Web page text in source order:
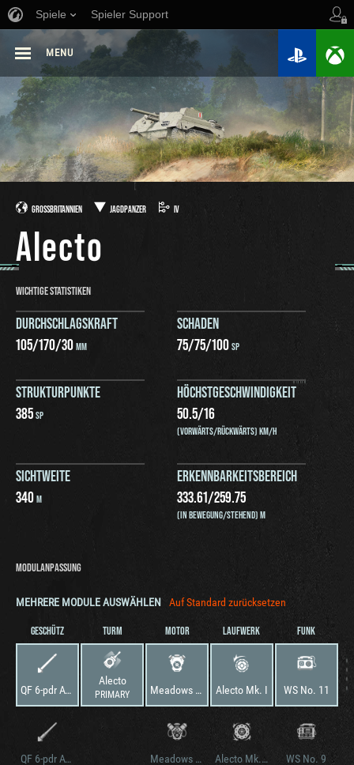
Spiele Spieler Support
MENU
GROSSBRITANNIEN JAGDPANZER IV
Alecto
WICHTIGE STATISTIKEN
DURCHSCHLAGSKRAFT
105/170/30MM
SCHADEN
75/75/100SP
STRUKTURPUNKTE
385SP
HÖCHSTGESCHWINDIGKEIT
50.5/16
(VORWÄRTS/RÜCKWÄRTS) KM/H
SICHTWEITE
340M
ERKENNBARKEITSBEREICH
333.61/259.75
(IN BEWEGUNG/STEHEND) M
MODULANPASSUNG
MEHRERE MODULE AUSWÄHLEN Auf Standard zurücksetzen
GESCHÜTZ
QF 6-pdr AT Gun Mk. II
QF 6-pdr AT Gun Mk. IV
TURM
Alecto
PRIMARY
MOTOR
Meadows H.O.P.
Meadows H.O.P. O.C.
LAUFWERK
Alecto Mk. I
Alecto Mk. IV
FUNK
WS No. 11
WS No. 9